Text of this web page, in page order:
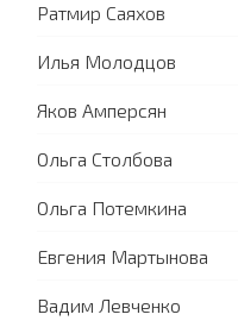
Ратмир Саяхов
Илья Молодцов
Яков Амперсян
Ольга Столбова
Ольга Потемкина
Евгения Мартынова
Вадим Левченко